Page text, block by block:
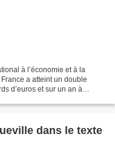
à l’économie et à la
a atteint un double
d’euros et sur un an à
dans le texte